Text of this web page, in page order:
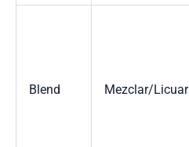
Blend Mezclar/Licuar